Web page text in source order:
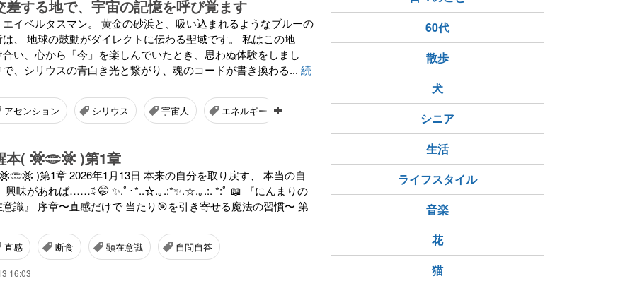
差する地で、宇宙の記憶を呼び覚ます
イベルタスマン。 黄金の砂浜と、吸い込まれるようなブルーの
、 地球の鼓動がダイレクトに伝わる聖域です。 私はこの地
い、心から「今」を楽しんでいたとき、思わぬ体験をしまし
、シリウスの青白き光と繋がり、魂のコードが書き換わる... 続
アセンション シリウス 宇宙人 エネルギー
本( 𖡹𓂏𖡹 )第1章
)第1章 2026年1月13日 本来の自分を取り戻す、 本当の自
興味があれば……ꉂ 🤭 ✨.ﾟ･*..☆.｡.:*✨.☆.｡.:. *:ﾟ 📖 『にんまりの
識』 序章〜直感だけで 当たり🎯を引き寄せる魔法の習慣〜 第
直感 断食 顕在意識 自問自答
16:03
60代
散歩
犬
シニア
生活
ライフスタイル
音楽
花
猫